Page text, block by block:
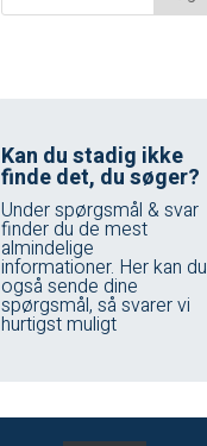
Kan du stadig ikke
finde det, du søger?
Under spørgsmål & svar
finder du de mest
almindelige
informationer. Her kan du
også sende dine
spørgsmål, så svarer vi
hurtigst muligt